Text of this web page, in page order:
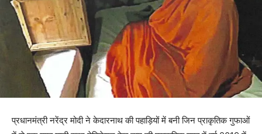
प्रधानमंत्री नरेंद्र मोदी ने केदारनाथ की पहाड़ियों में बनी जिन प्राकृतिक गुफाओं